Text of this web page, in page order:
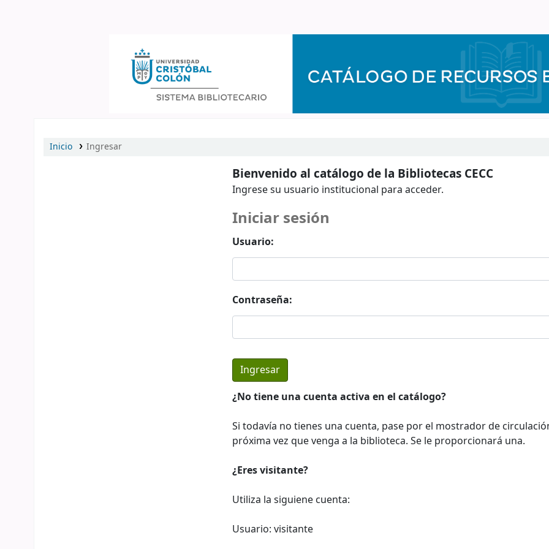
Inicio Ingresar
Bienvenido al catálogo de la Bibliotecas CECC
Ingrese su usuario institucional para acceder.
Iniciar sesión
Usuario:
Contraseña:
¿No tiene una cuenta activa en el catálogo?
Si todavía no tienes una cuenta, pase por el mostrador de
próxima vez que venga a la biblioteca. Se le proporcionará una.
¿Eres visitante?
Utiliza la siguiene cuenta:
Usuario: visitante